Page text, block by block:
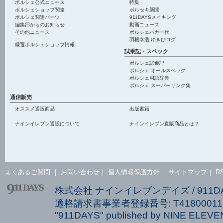
ポルシェ公式ニュース
ポルシェショップ関連
ポルシェ関連パーツ
編集部からのお知らせ
その他ニュース
厳選ポルシェショップ情報
特集
ポルセキ新聞
911DAYSメイキング
動画ニュース
ポルシェバカ一代
羽根幸浩 ゆきひログ
試乗記・スペック
ポルシェ試乗記
ポルシェ オールスペック
ポルシェ用語辞典
ポルシェ スーパーリンク集
通信販売
オススメ通販商品 出版書籍
ナインイレブン通販について ナインイレブン直販商品とは？
よくあるご質問 お問い合わせ 個人情報保護方針 サイトマップ｜
株式会社 ナインイレブンデイズ /
適格請求書事業者登録番号:
"911DAYS" published by NINE